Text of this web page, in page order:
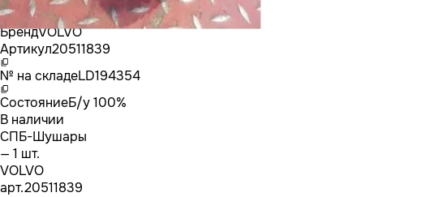
БрендVOLVO
Артикул20511839
№ на складеLD194354
СостояниеБ/у 100%
В наличии
СПБ-Шушары
— 1 шт.
VOLVO
арт.20511839